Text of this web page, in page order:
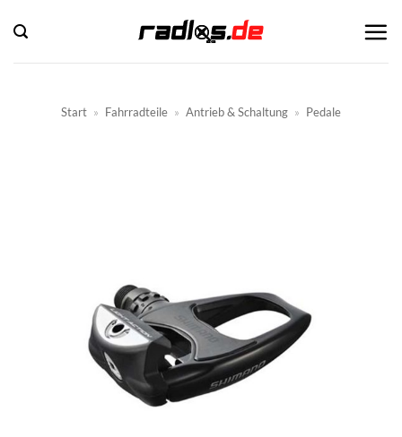
Inhalt
springen
Start » Fahrradteile » Antrieb & Schaltung » Pedale